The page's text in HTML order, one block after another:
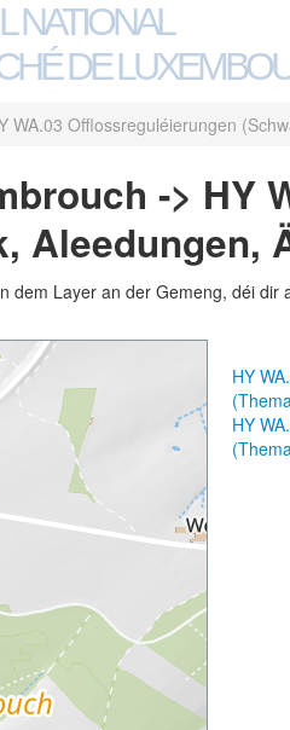
NATIONAL
DE
WA.03 Offlossreguléierungen
-> HY
Aleedungen,
dem Layer an der Gemeng, déi
HY
HY